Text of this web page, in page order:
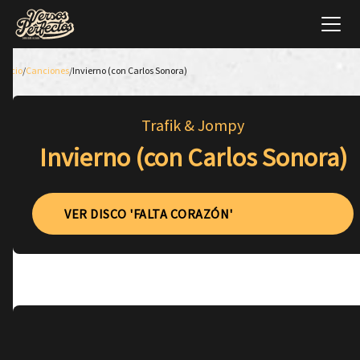
Inicio/Canciones/Invierno (con Carlos Sonora)
Trafik & Jompy
Invierno (con Carlos Sonora)
VER DISCO 'FALTA CORAZÓN'